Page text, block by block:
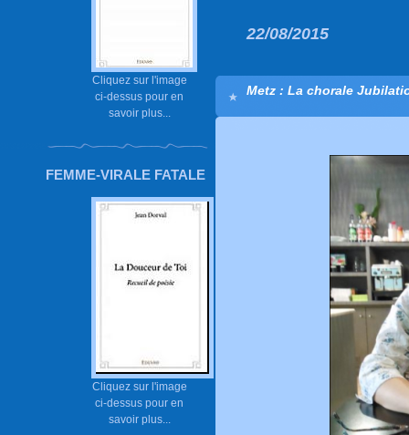
Cliquez sur l'image
ci-dessus pour en
savoir plus...
FEMME-VIRALE FATALE
Cliquez sur l'image
ci-dessus pour en
savoir plus...
22/08/2015
Metz : La chorale